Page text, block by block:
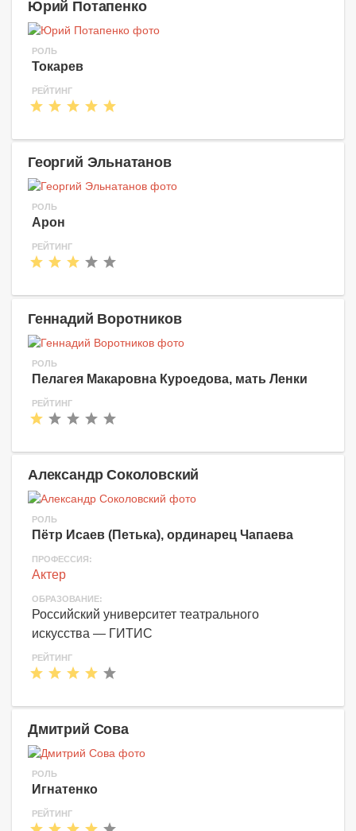
Юрий Потапенко
РОЛЬ
Токарев
РЕЙТИНГ
Георгий Эльнатанов
РОЛЬ
Арон
РЕЙТИНГ
Геннадий Воротников
РОЛЬ
Пелагея Макаровна Куроедова, мать Ленки
РЕЙТИНГ
Александр Соколовский
РОЛЬ
Пётр Исаев (Петька), ординарец Чапаева
ПРОФЕССИЯ:
Актер
ОБРАЗОВАНИЕ:
Российский университет театрального
искусства — ГИТИС
РЕЙТИНГ
Дмитрий Сова
РОЛЬ
Игнатенко
РЕЙТИНГ